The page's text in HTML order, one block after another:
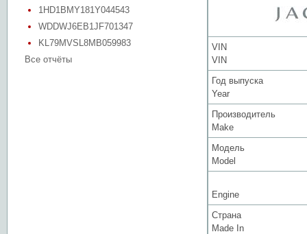
1HD1BMY181Y044543
WDDWJ6EB1JF701347
KL79MVSL8MB059983
Все отчёты
VIN
VIN
Год выпуска
Year
Производитель
Make
Модель
Model
Engine
Страна
Made In